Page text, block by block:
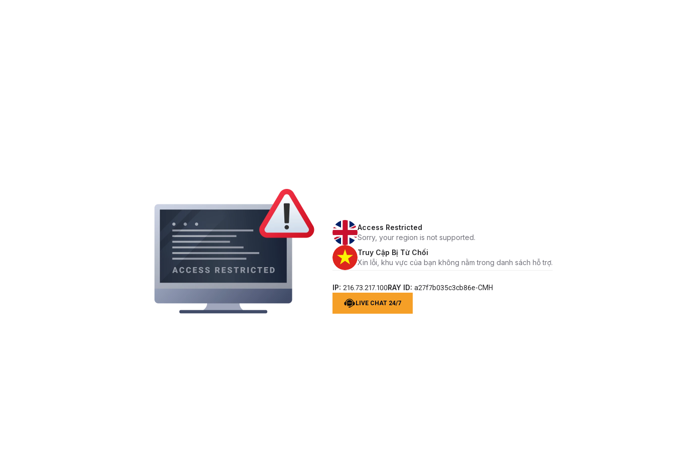
Access Restricted
Sorry, your region is not supported.
Truy Cập Bị Từ Chối
Xin lỗi, khu vực của bạn không nằm trong danh sách hỗ trợ.
IP: 216.73.217.100RAY ID: a27f7b035c3cb86e-CMH
LIVE CHAT 24/7